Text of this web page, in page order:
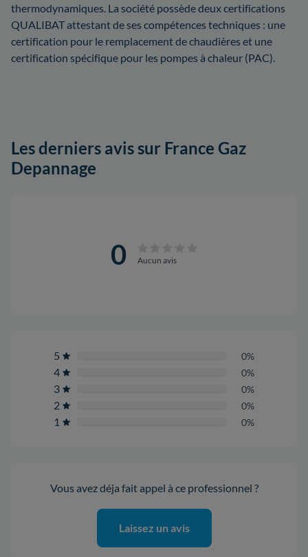
thermodynamiques. La société possède deux certifications
QUALIBAT attestant de ses compétences techniques : une
certification pour le remplacement de chaudières et une
certification spécifique pour les pompes à chaleur (PAC).
Les derniers avis sur France Gaz
Depannage
0 Aucun avis
5 0%
4 0%
3 0%
2 0%
1 0%
Vous avez déja fait appel à ce professionnel ?
Laissez un avis